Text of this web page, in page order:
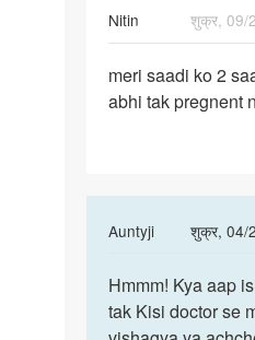
Nitin
शुक्र, 09/
meri
saadi
gaya
meri saadi ko 2
abhi tak pregnent
Auntyji
शुक्र, 04/
In
to
meri
saadi
Hmmm!
Kya
aap
Hmmm! Kya aap
tak Kisi doctor se